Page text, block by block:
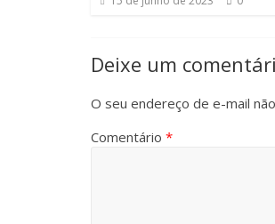
Deixe um
O seu endereço de e-mail
Comentário *